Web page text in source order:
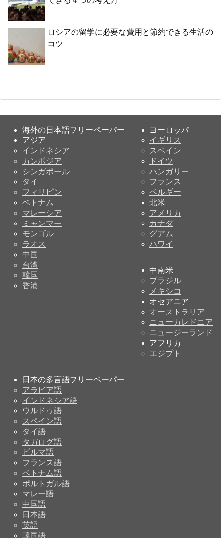
ロシアの留学に必要な費用と節約できる生活の
コツ
海外の日本語フリーペーパー
アジア
インドネシア
カンボジア
シンガポール
タイ
フィリピン
ベトナム
マレーシア
ミャンマー
モンゴル
ラオス
中国
台湾
韓国
香港
ヨーロッパ
イギリス
スペイン
ドイツ
ハンガリー
フランス
ベルギー
北米
アメリカ
カナダ
グアム
ハワイ
中南米
ブラジル
メキシコ
オセアニア
オーストラリア
ニューカレドニア
ニュージーランド
アフリカ
エジプト
日本の多言語フリーペーパー
アラビア語
インドネシア語
ウルドゥ語
スペイン語
タイ語
タガログ語
ビルマ語
フランス語
ベトナム語
ポルトガル語
マレー語
中国語
日本語
英語
韓国語